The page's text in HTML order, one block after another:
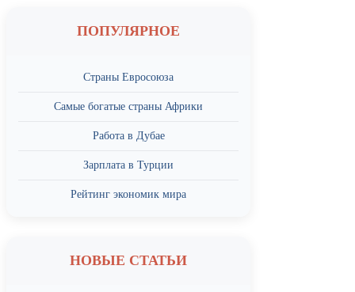
ПОПУЛЯРНОЕ
Страны Евросоюза
Самые богатые страны Африки
Работа в Дубае
Зарплата в Турции
Рейтинг экономик мира
НОВЫЕ СТАТЬИ